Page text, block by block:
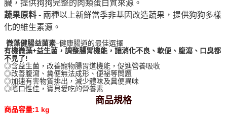
臟，提供狗狗完整的肉類蛋白質來源。
蔬果原料 - 兩種以上新鮮當季非基因改造蔬果，提供狗狗多樣
化的維生素源。
微藻健腸益菌素–健康腸道的最佳選擇
有機微藻+益生菌，調整腸胃機能，讓消化不良、軟便、腹瀉、口臭都
不見了!
◎含益生菌，改善寵物腸胃道機能，促進營養吸收
◎改善腹瀉、糞便無法成形、便祕等問題
◎加速有害物質排出，減少體味及糞便異味
◎嗜口性佳，寶貝愛吃的營養素
商品規格
商品容量:1 kg